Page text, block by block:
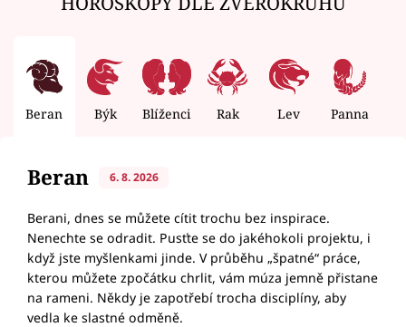
Beran Býk Blíženci Rak Lev Panna
Beran 6. 8. 2026
Berani, dnes se můžete cítit trochu bez inspirace.
Nenechte se odradit. Pusťte se do jakéhokoli projektu, i
když jste myšlenkami jinde. V průběhu „špatné“ práce,
kterou můžete zpočátku chrlit, vám múza jemně přistane
na rameni. Někdy je zapotřebí trocha disciplíny, aby
vedla ke slastné odměně.